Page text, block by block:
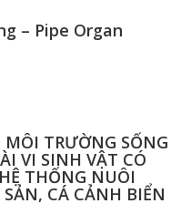
– Pipe Organ
TRƯỜNG SỐNG
VI SINH VẬT CÓ
THỐNG NUÔI
CÁ CẢNH BIỂN